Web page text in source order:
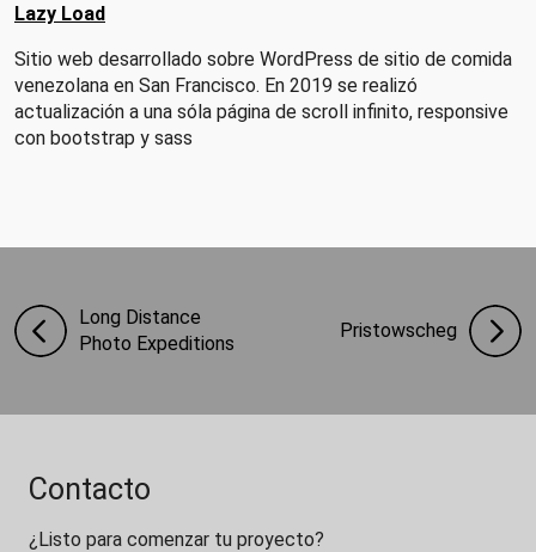
Lazy Load
Sitio web desarrollado sobre WordPress de sitio de comida
venezolana en San Francisco. En 2019 se realizó
actualización a una sóla página de scroll infinito, responsive
con bootstrap y sass
Long Distance
Photo Expeditions
Pristowscheg
Contacto
¿Listo para comenzar tu proyecto?